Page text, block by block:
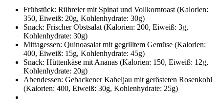
Frühstück: Rühreier mit Spinat und Vollkorntoast (Kalorien:
350, Eiweiß: 20g, Kohlenhydrate: 30g)
Snack: Frischer Obstsalat (Kalorien: 200, Eiweiß: 3g,
Kohlenhydrate: 30g)
Mittagessen: Quinoasalat mit gegrilltem Gemüse (Kalorien:
400, Eiweiß: 15g, Kohlenhydrate: 45g)
Snack: Hüttenkäse mit Ananas (Kalorien: 150, Eiweiß: 12g,
Kohlenhydrate: 20g)
Abendessen: Gebackener Kabeljau mit gerösteten Rosenkohl
(Kalorien: 400, Eiweiß: 30g, Kohlenhydrate: 25g)